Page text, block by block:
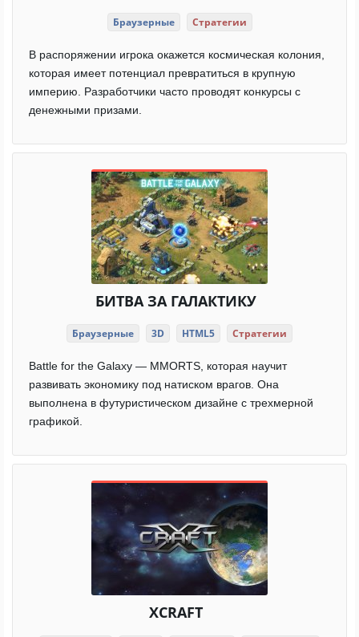
Браузерные Стратегии
В распоряжении игрока окажется космическая колония,
которая имеет потенциал превратиться в крупную
империю. Разработчики часто проводят конкурсы с
денежными призами.
БИТВА ЗА ГАЛАКТИКУ
Браузерные 3D HTML5 Стратегии
Battle for the Galaxy — MMORTS, которая научит
развивать экономику под натиском врагов. Она
выполнена в футуристическом дизайне с трехмерной
графикой.
XCRAFT